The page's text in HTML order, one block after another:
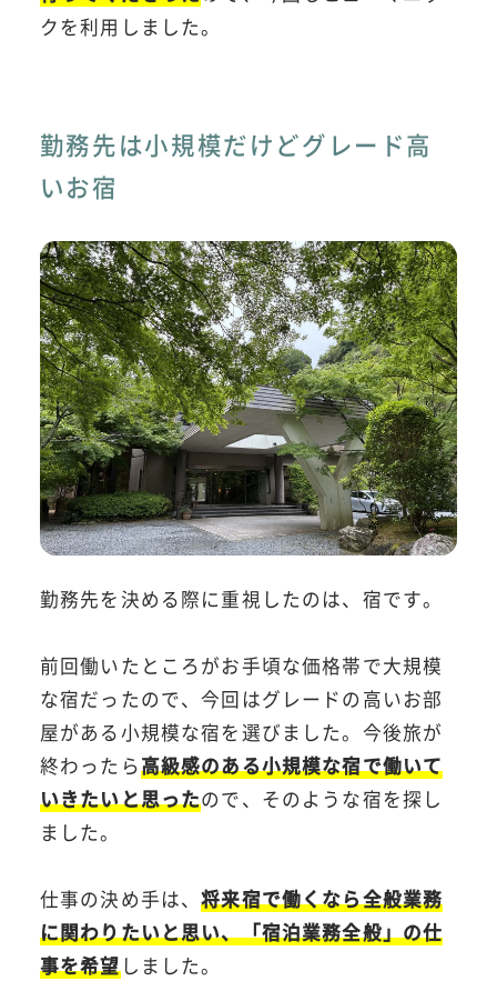
クを利用しました。
勤務先は小規模だけどグレード高
いお宿
勤務先を決める際に重視したのは、宿です。
前回働いたところがお手頃な価格帯で大規模
な宿だったので、今回はグレードの高いお部
屋がある小規模な宿を選びました。今後旅が
終わったら高級感のある小規模な宿で働いて
いきたいと思ったので、そのような宿を探し
ました。
仕事の決め手は、将来宿で働くなら全般業務
に関わりたいと思い、「宿泊業務全般」の仕
事を希望しました。